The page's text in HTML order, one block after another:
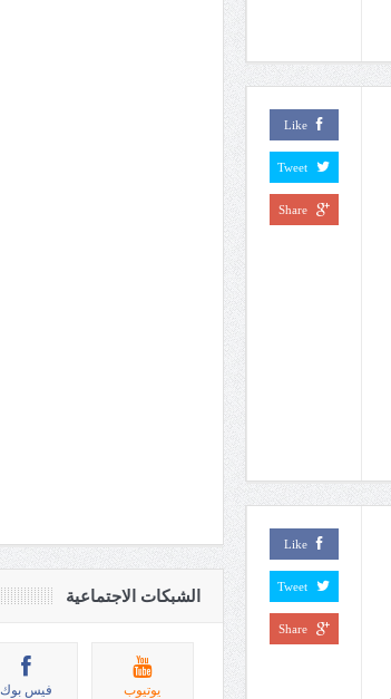
Like
Tweet
Share
Like
Tweet
Share
الشبكات الاجتماعية
يوتيوب فيس بوك